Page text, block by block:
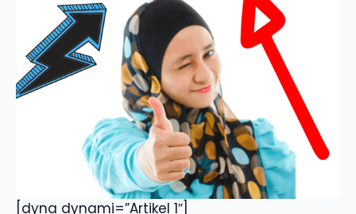
[dyna dynami=”Artikel 1″]